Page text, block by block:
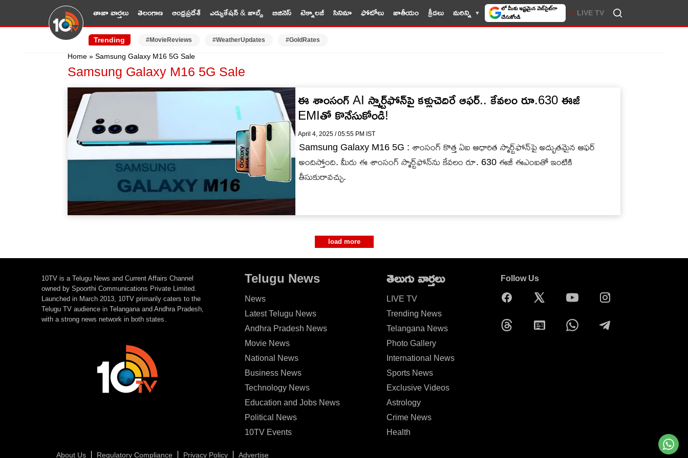
తాజా వార్తలు తెలంగాణ ఆంధ్రప్రదేశ్ ఎడ్యుకేషన్ & జాబ్స్ బిజినెస్ టెక్నాలజీ సినిమా ఫోటోలు జాతీయం క్రీడలు మరిన్ని
లో మీకు ఇష్టమైన వెబ్‌సైట్‌గా
చేసుకోండి
LIVE TV
Trending #MovieReviews #WeatherUpdates #GoldRates
Home » Samsung Galaxy M16 5G Sale
Samsung Galaxy M16 5G Sale
ఈ శాంసంగ్ AI స్మార్ట్‌ఫోన్‌పై కళ్లుచెదిరే ఆఫర్.. కేవలం రూ.630 ఈజీ
EMIతో కొనేసుకోండి!
April 4, 2025 / 05:55 PM IST
Samsung Galaxy M16 5G : శాంసంగ్ కొత్త ఏఐ ఆధారిత స్మార్ట్‌ఫోన్‌పై అద్భుతమైన ఆఫర్
అందిస్తోంది. మీరు ఈ శాంసంగ్ స్మార్ట్‌ఫోన్‌ను కేవలం రూ. 630 ఈజీ ఈఎంఐతో ఇంటికి
తీసుకురావచ్చు.
load more
10TV is a Telugu News and Current Affairs Channel
owned by Spoorthi Communications Private Limited.
Launched in March 2013, 10TV primarily caters to the
Telugu TV audience in Telangana and Andhra Pradesh,
with a strong news network in both states.
Telugu News
News
Latest Telugu News
Andhra Pradesh News
Movie News
National News
Business News
Technology News
Education and Jobs News
Political News
10TV Events
తెలుగు వార్తలు
LIVE TV
Trending News
Telangana News
Photo Gallery
International News
Sports News
Exclusive Videos
Astrology
Crime News
Health
Follow Us
About Us Regulatory Compliance Privacy Policy Advertise